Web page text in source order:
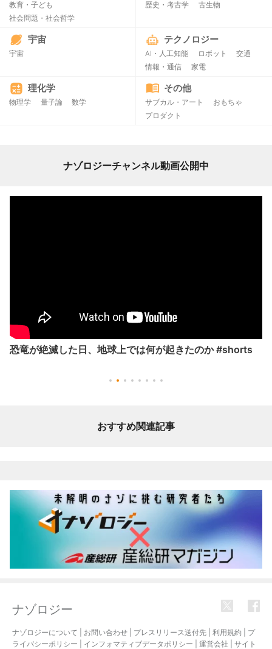
教育・子ども
社会問題・社会哲学
歴史・考古学 古生物
宇宙
宇宙
テクノロジー
AI・人工知能 ロボット
交通
情報・通信
家電
理化学
物理学 量子論 数学
その他
サブカル・アート
おもちゃ
プロダクト
ナゾロジーチャンネル動画公開中
恐竜が絶滅した日、地球上では何が起きたのか #shorts
おすすめ関連記事
ナゾロジー
ナゾロジーについて お問い合わせ プレスリリース送付先 利用規約
プ
ライバシーポリシー
インフォマティブデータポリシー 運営会社 サイト